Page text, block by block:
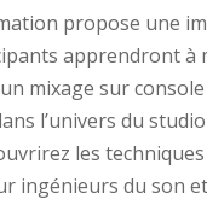
propose une
apprendront à
mixage sur
l’univers du
les
ingénieurs du son